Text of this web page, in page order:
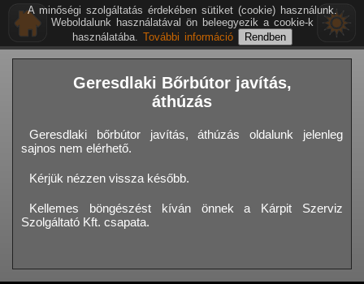
Geresdlaki Bőrbútor javítás,
áthúzás
Geresdlaki bőrbútor javítás, áthúzás oldalunk jelenleg
sajnos nem elérhető.
Kérjük nézzen vissza később.
Kellemes böngészést kíván önnek a Kárpit Szerviz
Szolgáltató Kft. csapata.
A minőségi szolgáltatás érdekében sütiket (cookie) használunk.
Weboldalunk használatával ön beleegyezik a cookie-k
használatába. További információ